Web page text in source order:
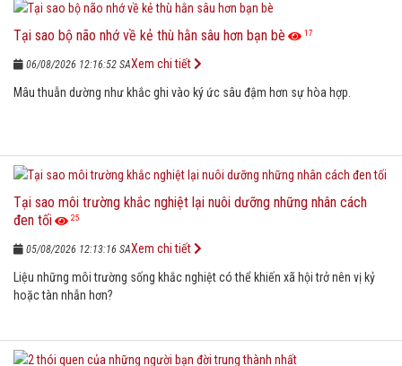
Tại sao bộ não nhớ về kẻ thù hằn sâu hơn bạn bè 17
06/08/2026 12:16:52 SA
Mâu thuẫn dường như khắc ghi vào ký ức sâu đậm hơn sự hòa hợp.
Xem chi tiết
Tại sao môi trường khắc nghiệt lại nuôi dưỡng những nhân cách
đen tối
25
05/08/2026 12:13:16 SA
Liệu những môi trường sống khắc nghiệt có thể khiến xã hội trở nên vị kỷ
hoặc tàn nhẫn hơn?
Xem chi tiết